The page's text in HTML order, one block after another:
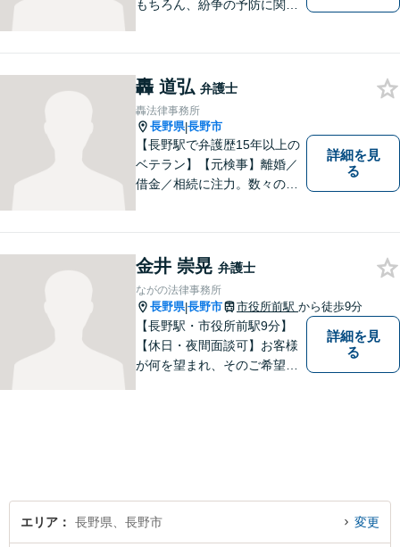
もちろん、紛争の予防に関す
する癖をつけることを勧めて
おります。早期相談が早期解
決に繋がりますのでお気軽に
ご相談ください。
轟 道弘 弁護士
轟法律事務所
長野県|長野市
【長野駅で弁護歴15年以上の
ベテラン】【元検事】離婚／
借金／相続に注力。数々の実
勢に合わせ、日々知見をアッ
プデートしながら事件に取り
組みます！【駐車場有】
詳細を見
る
金井 崇晃 弁護士
ながの法律事務所
長野県|長野市 市役所前駅 から徒歩9分
【長野駅・市役所前駅9分】
【休日・夜間面談可】お客様
が何を望まれ、そのご希望を
ています。
詳細を見
る
エリア 長野県、長野市 変更